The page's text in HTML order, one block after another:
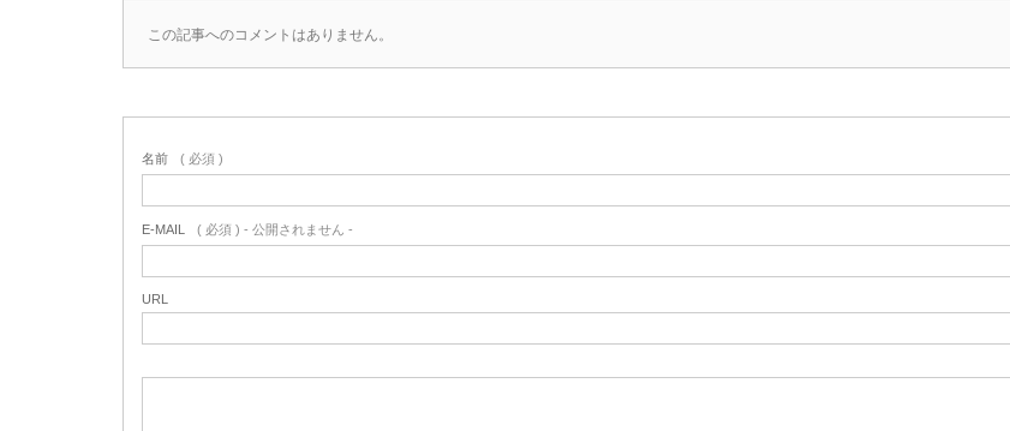
この記事へのコメントはありません。
名前 ( 必須 )
E-MAIL ( 必須 ) - 公開されません -
URL